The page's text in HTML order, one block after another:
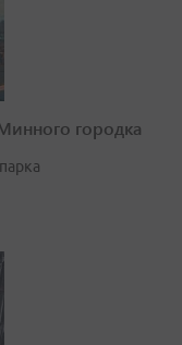
городка